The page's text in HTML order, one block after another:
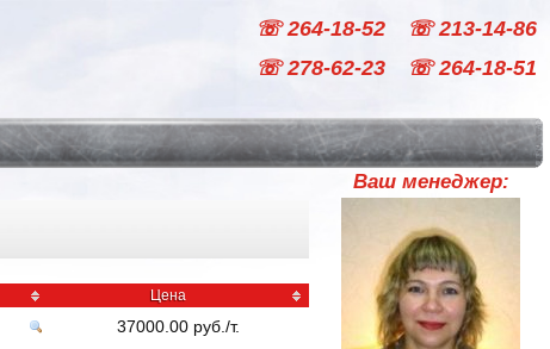
☏ 264-18-52
☏ 213-14-86
☏ 278-62-23
☏ 264-18-51
Цена
37000.00 руб ./т.
Ваш менеджер: